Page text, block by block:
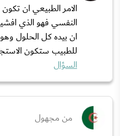
الامر الطبيعي ان
النفسي فهو الذي
ان بيده كل الحلول
للطبيب ستكون
السؤال
من مجهول